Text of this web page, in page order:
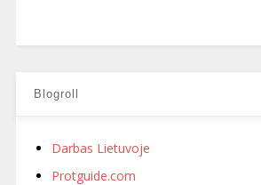
Blogroll
Darbas Lietuvoje
Protguide.com